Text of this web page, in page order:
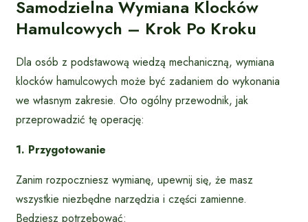
Samodzielna Wymiana Klocków
Hamulcowych – Krok Po Kroku
Dla osób z podstawową wiedzą mechaniczną, wymiana
klocków hamulcowych może być zadaniem do wykonania
we własnym zakresie. Oto ogólny przewodnik, jak
przeprowadzić tę operację:
1. Przygotowanie
Zanim rozpoczniesz wymianę, upewnij się, że masz
wszystkie niezbędne narzędzia i części zamienne.
Będziesz potrzebować: